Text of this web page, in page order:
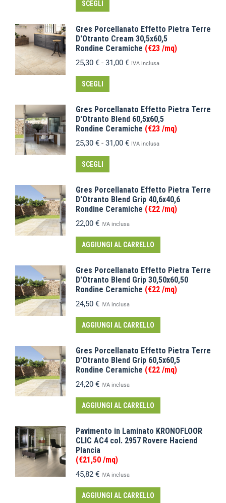
SCEGLI
Gres Porcellanato Effetto Pietra Terre
D'Otranto Cream 30,5x60,5
Rondine Ceramiche (€23 /mq)
25,30 € - 31,00 € IVA inclusa
SCEGLI
Gres Porcellanato Effetto Pietra Terre
D'Otranto Blend 60,5x60,5
Rondine Ceramiche (€23 /mq)
25,30 € - 31,00 € IVA inclusa
SCEGLI
Gres Porcellanato Effetto Pietra Terre
D'Otranto Blend Grip 40,6x40,6
Rondine Ceramiche (€22 /mq)
22,00 € IVA inclusa
AGGIUNGI AL CARRELLO
Gres Porcellanato Effetto Pietra Terre
D'Otranto Blend Grip 30,50x60,50
Rondine Ceramiche (€22 /mq)
24,50 € IVA inclusa
AGGIUNGI AL CARRELLO
Gres Porcellanato Effetto Pietra Terre
D'Otranto Blend Grip 60,5x60,5
Rondine Ceramiche (€22 /mq)
24,20 € IVA inclusa
AGGIUNGI AL CARRELLO
Pavimento in Laminato KRONOFLOOR
CLIC AC4 col. 2957 Rovere Haciend
Plancia
(€21,50 /mq)
45,82 € IVA inclusa
AGGIUNGI AL CARRELLO